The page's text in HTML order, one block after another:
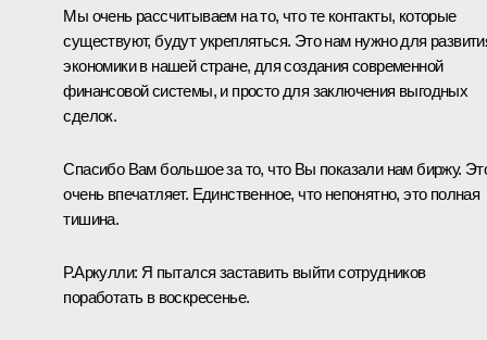
Мы очень рассчитываем на то, что те контакты, которые
существуют, будут укрепляться. Это нам нужно для
экономики в нашей стране, для создания современной
финансовой системы, и просто для заключения выгодных
сделок.
Спасибо Вам большое за то, что Вы показали нам биржу.
очень впечатляет. Единственное, что непонятно, это полная
тишина.
Р.Аркулли: Я пытался заставить выйти сотрудников
поработать в воскресенье.